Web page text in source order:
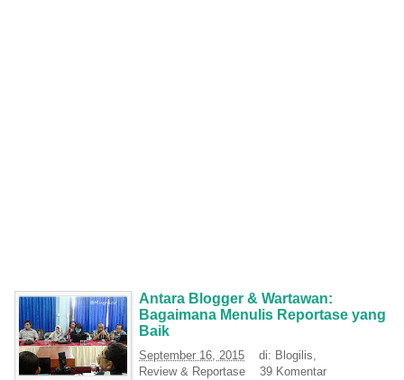
Antara Blogger & Wartawan:
Bagaimana Menulis Reportase yang
Baik
September 16, 2015 di: Blogilis,
Review & Reportase
39 Komentar